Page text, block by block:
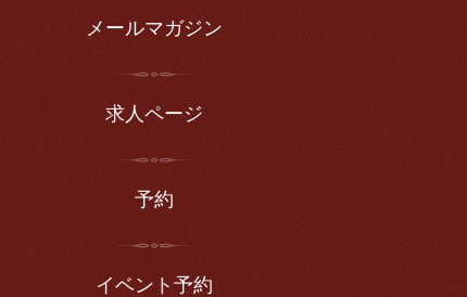
メールマガジン
求人ページ
予約
イベント予約